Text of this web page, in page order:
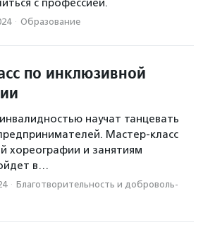
с профессией.
· Образование
по инклюзивной
научат танцевать
Мастер-класс
хореографии и занятиям
в…
· Благотвори­тель­ность и доброволь­